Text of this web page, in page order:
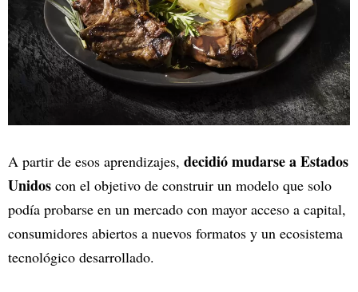
A partir de esos aprendizajes, decidió mudarse a Estados
Unidos con el objetivo de construir un modelo que solo
podía probarse en un mercado con mayor acceso a capital,
consumidores abiertos a nuevos formatos y un ecosistema
tecnológico desarrollado.